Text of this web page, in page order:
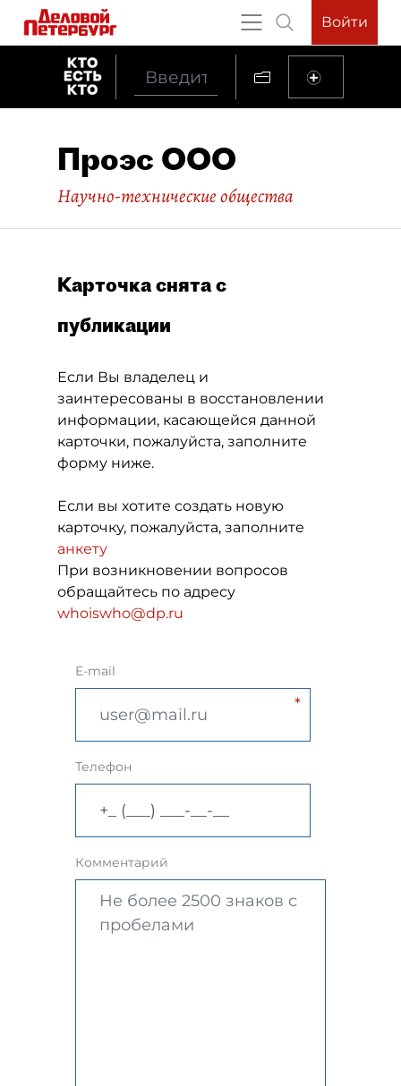
Войти
Проэс ООО
Научно-технические общества
Карточка снята с
публикации
Если Вы владелец и
заинтересованы в восстановлении
информации, касающейся данной
карточки, пожалуйста, заполните
форму ниже.
Если вы хотите создать новую
карточку, пожалуйста, заполните
анкету
При возникновении вопросов
обращайтесь по адресу
whoiswho@dp.ru
E-mail
Телефон
Комментарий